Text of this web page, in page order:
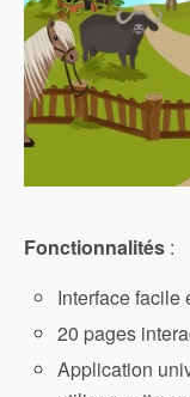
Fonctionnalités :
Interface facile
20 pages
Application